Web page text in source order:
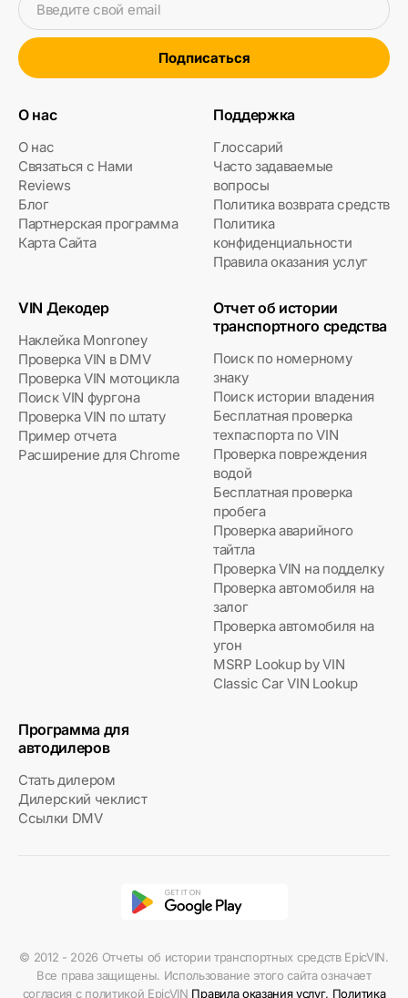
Введите свой email
Подписаться
О нас
О нас
Связаться с Нами
Reviews
Блог
Партнерская программа
Карта Сайта
Поддержка
Глоссарий
Часто задаваемые
вопросы
Политика возврата средств
Политика
конфиденциальности
Правила оказания услуг
VIN Декодер
Наклейка Monroney
Проверка VIN в DMV
Проверка VIN мотоцикла
Поиск VIN фургона
Проверка VIN по штату
Пример отчета
Расширение для Chrome
Отчет об истории
транспортного средства
Поиск по номерному
знаку
Поиск истории владения
Бесплатная проверка
техпаспорта по VIN
Проверка повреждения
водой
Бесплатная проверка
пробега
Проверка аварийного
тайтла
Проверка VIN на подделку
Проверка автомобиля на
залог
Проверка автомобиля на
угон
MSRP Lookup by VIN
Classic Car VIN Lookup
Программа для
автодилеров
Стать дилером
Дилерский чеклист
Ссылки DMV
© 2012 - 2026 Отчеты об истории транспортных средств EpicVIN.
Все права защищены. Использование этого сайта означает
согласия с политикой EpicVIN Правила оказания услуг, Политика